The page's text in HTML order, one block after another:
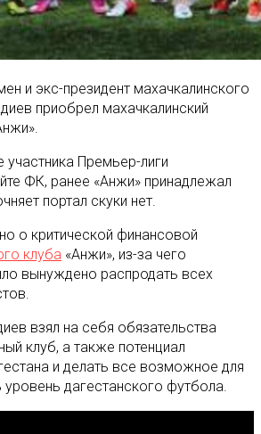
и экс-президент махачкалинского
приобрел махачкалинский
Премьер-лиги
ФК, ранее «Анжи» принадлежал
портал скуки нет.
о критической финансовой
клуба «Анжи», из-за чего
вынуждено распродать всех
взял на себя обязательства
клуб, а также потенциал
и делать все возможное для
уровень дагестанского футбола.